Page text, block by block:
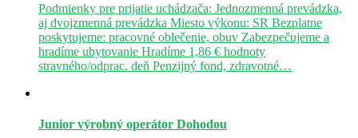
Podmienky pre prijatie uchádzača: Jednozmenná prevádzka,
aj dvojzmenná prevádzka Miesto výkonu: SR Bezplatne
poskytujeme: pracovné oblečenie, obuv Zabezpečujeme a
hradíme ubytovanie Hradíme 1,86 € hodnoty
stravného/odprac. deň Penzijný fond, zdravotné…
Junior výrobný operátor Dohodou